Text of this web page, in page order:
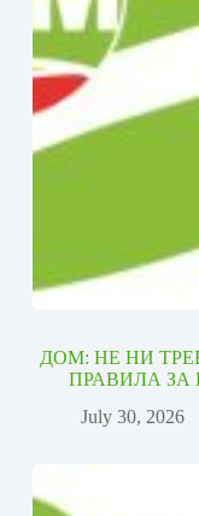
ДОМ: НЕ НИ
ПРАВИЛА ЗА
July 30, 2026